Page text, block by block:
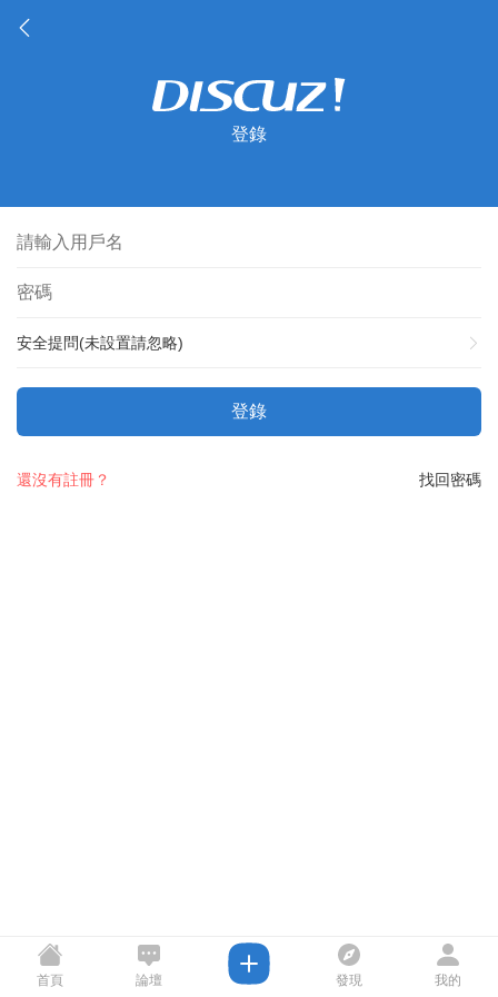
登錄
安全提問(未設置請忽略)
登錄
找回密碼
還沒有註冊？
首頁 論壇 發現 我的